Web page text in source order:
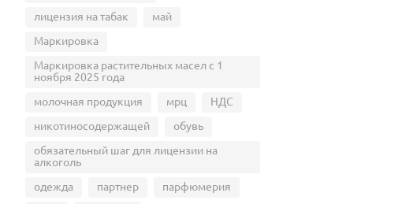
лицензия на табак
май
Маркировка
Маркировка растительных масел с 1
ноября 2025 года
молочная продукция
мрц
НДС
никотиносодержащей
обувь
обязательный шаг для лицензии на
алкоголь
одежда
партнер
парфюмерия